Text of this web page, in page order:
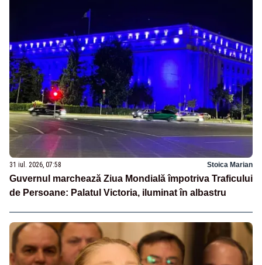
31 iul. 2026, 07:58 Stoica Marian
Guvernul marchează Ziua Mondială împotriva Traficului
de Persoane: Palatul Victoria, iluminat în albastru